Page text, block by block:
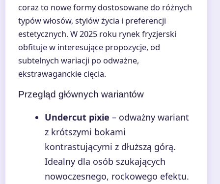
coraz to nowe formy dostosowane do różnych
typów włosów, stylów życia i preferencji
estetycznych. W 2025 roku rynek fryzjerski
obfituje w interesujące propozycje, od
subtelnych wariacji po odważne,
ekstrawaganckie cięcia.
Przegląd głównych wariantów
Undercut pixie – odważny wariant
z krótszymi bokami
kontrastującymi z dłuższą górą.
Idealny dla osób szukających
nowoczesnego, rockowego efektu.